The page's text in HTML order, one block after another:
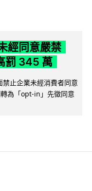
經同意嚴禁
罰 345 萬
止企業未經消費者同意
為「opt-in」先徵同意